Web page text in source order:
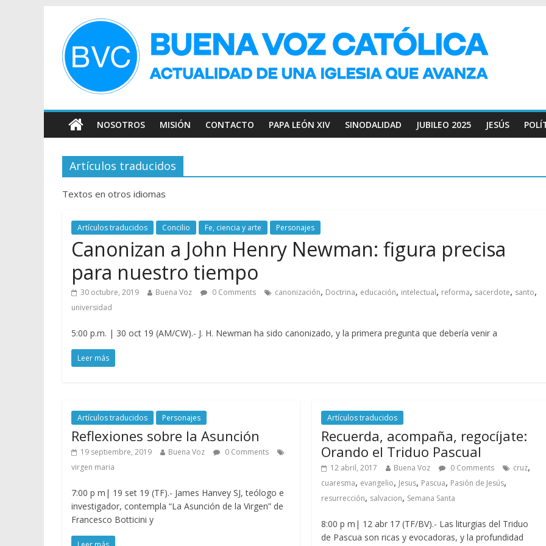
NOSOTROS MISIÓN CONTACTO PAPA LEÓN XIV SINODALIDAD JUBILEO 2025 JESÚS
Artículos traducidos
Textos en otros idiomas
Artículos traducidos Concilio Fe, ciencia y arte Personajes
Canonizan a John Henry Newman: figura precisa
para nuestro tiempo
30 octubre, 2019 Buena Voz 0 Comments canonización, Doctrina, educación, intelectual, reforma, sacerdote, santo,
universidad
5:00 p.m. | 30 oct 19 (AM/CW).- J. H. Newman ha sido canonizado, y la primera pregunta que debería venir a
Leer más
Artículos traducidos Personajes
Reflexiones sobre la Asunción
19 septiembre, 2019 Buena Voz
0 Comments
virgen maria
7:00 p m| 19 set 19 (TF).- James Hanvey SJ, teólogo e
investigador, contempla “La Asunción de la Virgen” de
Francesco Botticini y
Artículos traducidos
Recuerda, acompaña, regocíjate:
Orando el Triduo Pascual
12 abril, 2017 Buena Voz 0 Comments cruz,
cuaresma, evangelio, Jesus, Pascua, Pasión de Jesús,
resurrección, salvacion, Semana Santa
8:00 p m| 12 abr 17 (TF/BV).- Las liturgias del Triduo
de Pascua son ricas y evocadoras, y la profundidad